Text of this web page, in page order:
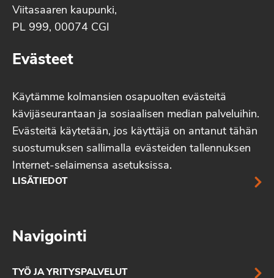
Viitasaaren kaupunki,
PL 999, 00074 CGI
Evästeet
Käytämme kolmansien osapuolten evästeitä
kävijäseurantaan ja sosiaalisen median palveluihin.
Evästeitä käytetään, jos käyttäjä on antanut tähän
suostumuksen sallimalla evästeiden tallennuksen
Internet-selaimensa asetuksissa.
LISÄTIEDOT
Navigointi
TYÖ JA YRITYSPALVELUT